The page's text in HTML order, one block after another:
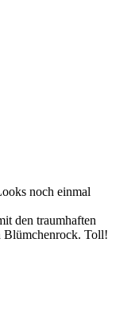
noch einmal
den traumhaften
Blümchenrock. Toll!